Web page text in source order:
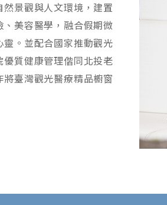
景觀與人文環境，建置
美容醫學，融合假期微
。並配合國家推動觀光
質健康管理偕同北投老
臺灣觀光醫療精品櫥窗